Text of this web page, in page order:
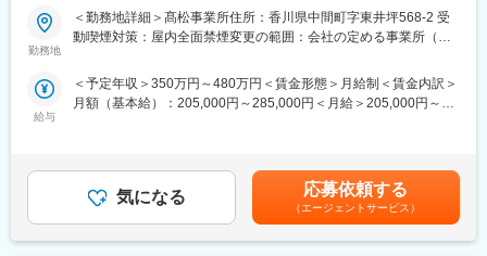
・その他：時差出勤可
社員思いのアットホームな雰囲気です。日頃の頑張りに感謝を伝
え、楽しむ時間として社員と家族をテーマパークや水族館等に招
・一緒に働く方や社風とのマッチ
・働きやすい環境が整っており、長期就業ができると感じた
■入社後の流れ
入社後は、先輩社員との同行やOJTを通じて業務理解を深めてい
エリアをお任せしていきます。
・取替工事がメインのため、長期常駐はありません
・施工・営業・管理など、幅広い経験を活かせるポジションです
・社内外との調整力やコミュニケーション力が活かせます
■働きやすさ
＼おすすめポイント／
◎東証プライム上場グループの安定基盤
◎施工経験を活かして内勤中心へキャリアチェンジ可能
■業務内容
実際に工事を行うのではなく、施工品質や進捗を管理し、円滑な
施工体制を構築する“司令塔”の役割です。
これまでの経験や知識を活かし、無理のない働き方で長期的にご
活躍いただけます。
勤務地
＜勤務地詳細＞髙松事業所住所：香川県中間町字東井坪568-2 受
動喫煙対策：屋内全面禁煙変更の範囲：会社の定める事業所（リ
給与
＜予定年収＞350万円～480万円＜賃金形態＞月給制＜賃金内訳＞
月額（基本給）：205,000円～285,000円＜月給＞205,000円～
与＋各種手当）536万円／40代前半・入社10年・全国転勤有・役
職あり（月給31万円＋賞与＋各種手当）賃金はあくまでも目安の
金額であり、選考を通じて上下する可能性があります。月給(月額)
は固定手当を含めた表記です。
気になる 応募依頼する
（エージェントサービス）